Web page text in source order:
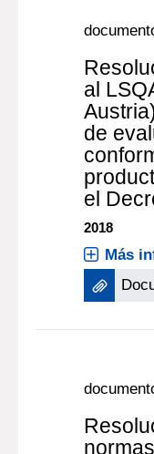
al
de
el
2018
Más